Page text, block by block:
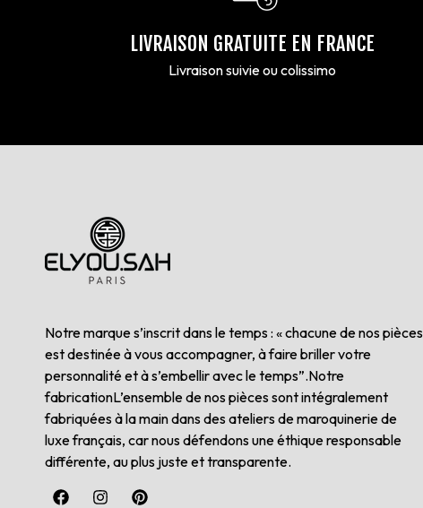
LIVRAISON GRATUITE EN FRANCE
Livraison suivie ou colissimo
Notre marque s’inscrit dans le temps : « chacune de nos pièces
est destinée à vous accompagner, à faire briller votre
personnalité et à s’embellir avec le temps”.Notre
fabricationL’ensemble de nos pièces sont intégralement
fabriquées à la main dans des ateliers de maroquinerie de
luxe français, car nous défendons une éthique responsable
différente, au plus juste et transparente.